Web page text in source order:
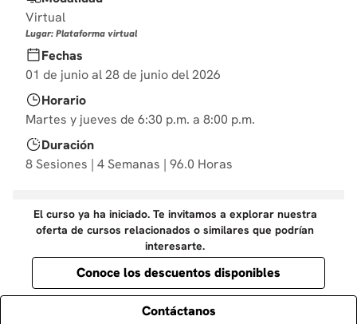
10. derecho
Virtual
Lugar: Plataforma virtual
Fechas
01 de junio al 28 de junio del 2026
Horario
Martes y jueves de 6:30 p.m. a 8:00 p.m.
Duración
8 Sesiones | 4 Semanas | 96.0 Horas
El curso ya ha iniciado. Te invitamos a explorar nuestra
oferta de cursos relacionados o similares que podrían
interesarte.
Conoce los descuentos disponibles
Contáctanos